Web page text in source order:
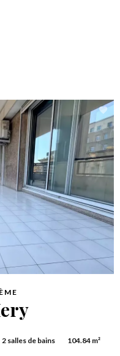
2 salles de bains 104.84 m²